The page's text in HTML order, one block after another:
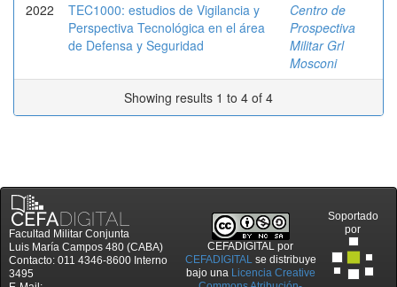
2022
TEC1000: estudios de Vigilancia y
Perspectiva Tecnológica en el área
de Defensa y Seguridad
Centro de
Prospectiva
Militar Grl
Mosconi
Showing results 1 to 4 of 4
Facultad Militar Conjunta
Luis María Campos 480 (CABA)
Contacto: 011 4346-8600 Interno
3495
CEFADIGITAL por
CEFADIGITALse distribuye
bajo una Licencia Creative
Soportado
por